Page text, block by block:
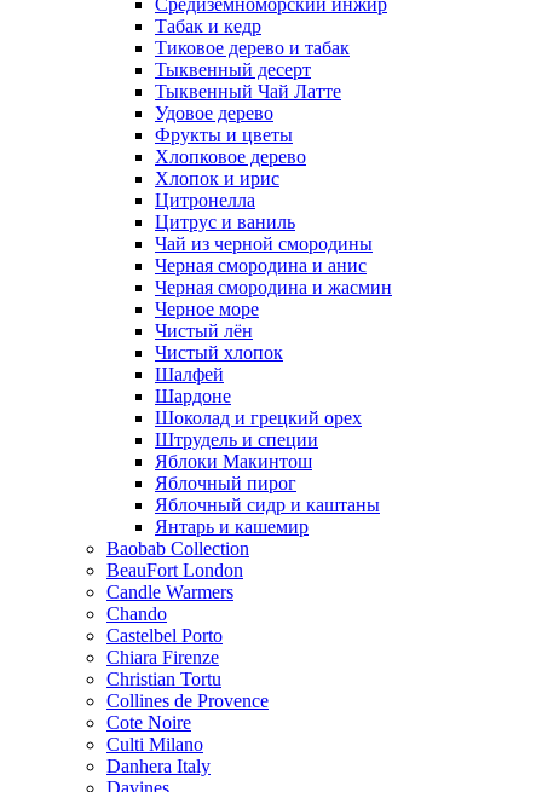
Средиземноморский инжир
Табак и кедр
Тиковое дерево и табак
Тыквенный десерт
Тыквенный Чай Латте
Удовое дерево
Фрукты и цветы
Хлопковое дерево
Хлопок и ирис
Цитронелла
Цитрус и ваниль
Чай из черной смородины
Черная смородина и анис
Черная смородина и жасмин
Черное море
Чистый лён
Чистый хлопок
Шалфей
Шардоне
Шоколад и грецкий орех
Штрудель и специи
Яблоки Макинтош
Яблочный пирог
Яблочный сидр и каштаны
Янтарь и кашемир
Baobab Collection
BeauFort London
Candle Warmers
Chando
Castelbel Porto
Chiara Firenze
Christian Tortu
Collines de Provence
Cote Noire
Culti Milano
Danhera Italy
Davines